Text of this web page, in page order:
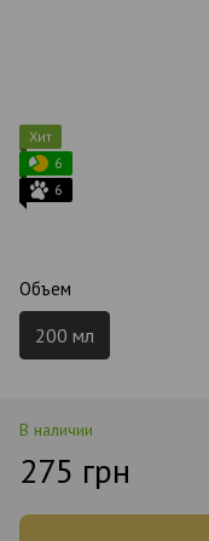
Хит
6
6
Объем
200 мл
В наличии
275 грн